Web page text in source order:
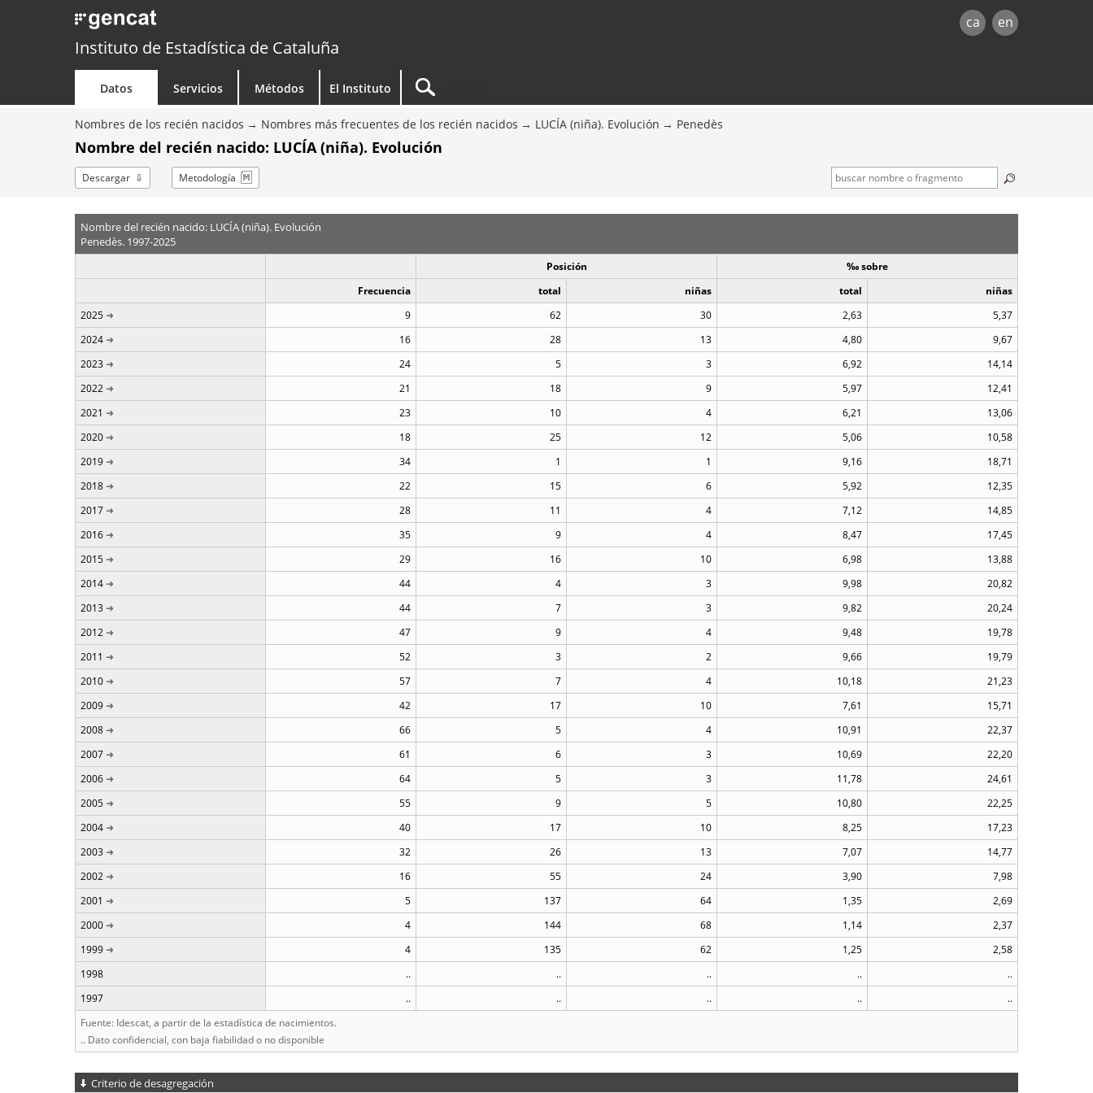
ca en
Instituto de Estadística de Cataluña
Datos Servicios Métodos El Instituto
Nombres de los recién nacidos Nombres más frecuentes de los recién nacidos LUCÍA (niña). Evolución Penedès
Nombre del recién nacido: LUCÍA (niña). Evolución
Descargar Metodología
Nombre del recién nacido: LUCÍA (niña). Evolución
Penedès. 1997-2025
Posición
‰ sobre
Frecuencia
total niñas total
niñas
2025
9 62 30 2,63
5,37
2024
16 28 13 4,80
9,67
2023
24 5 3 6,92
14,14
2022
21 18 9 5,97
12,41
2021
23 10 4 6,21
13,06
2020
18 25 12 5,06
10,58
2019
34 1 1 9,16
18,71
2018
22 15 6 5,92
12,35
2017
28 11 4 7,12
14,85
2016
35 9 4 8,47
17,45
2015
29 16 10 6,98
13,88
2014
44 4 3 9,98
20,82
2013
44 7 3 9,82
20,24
2012
47 9 4 9,48
19,78
2011
52 3 2 9,66
19,79
2010
57 7 4 10,18
21,23
2009
42 17 10 7,61
15,71
2008
66 5 4 10,91
22,37
2007
61 6 3 10,69
22,20
2006
64 5 3 11,78
24,61
2005
55 9 5 10,80
22,25
2004
40 17 10 8,25
17,23
2003
32 26 13 7,07
14,77
2002
16 55 24 3,90
7,98
2001
5 137 64 1,35
2,69
2000
4 144 68 1,14
2,37
1999
4 135 62 1,25
2,58
1998
.. .. .. ..
..
1997
.. .. .. ..
..
Fuente: Idescat, a partir de la estadística de nacimientos.
.. Dato confidencial, con baja fiabilidad o no disponible
Criterio de desagregación